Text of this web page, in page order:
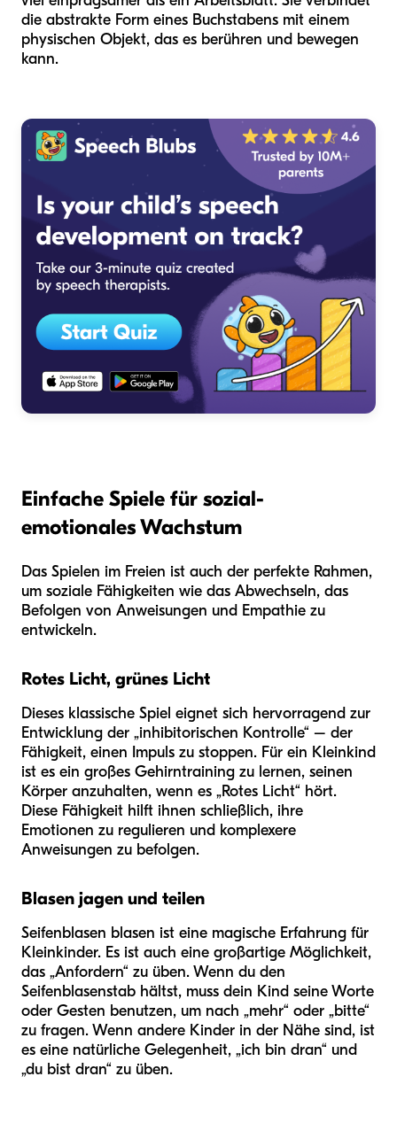
die abstrakte Form eines Buchstabens mit einem
physischen Objekt, das es berühren und bewegen
kann.
Einfache Spiele für sozial-
emotionales Wachstum
Das Spielen im Freien ist auch der perfekte Rahmen,
um soziale Fähigkeiten wie das Abwechseln, das
Befolgen von Anweisungen und Empathie zu
entwickeln.
Rotes Licht, grünes Licht
Dieses klassische Spiel eignet sich hervorragend zur
Entwicklung der „inhibitorischen Kontrolle“ – der
Fähigkeit, einen Impuls zu stoppen. Für ein Kleinkind
ist es ein großes Gehirntraining zu lernen, seinen
Körper anzuhalten, wenn es „Rotes Licht“ hört.
Diese Fähigkeit hilft ihnen schließlich, ihre
Emotionen zu regulieren und komplexere
Anweisungen zu befolgen.
Blasen jagen und teilen
Seifenblasen blasen ist eine magische Erfahrung für
Kleinkinder. Es ist auch eine großartige Möglichkeit,
das „Anfordern“ zu üben. Wenn du den
Seifenblasenstab hältst, muss dein Kind seine Worte
oder Gesten benutzen, um nach „mehr“ oder „bitte“
zu fragen. Wenn andere Kinder in der Nähe sind, ist
es eine natürliche Gelegenheit, „ich bin dran“ und
„du bist dran“ zu üben.